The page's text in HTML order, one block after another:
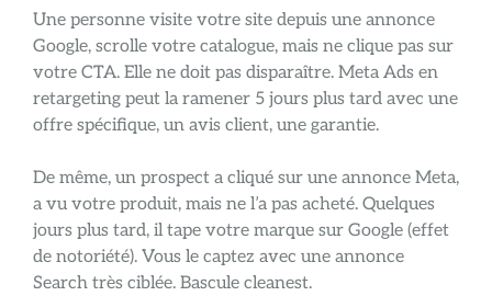
Une personne visite votre site depuis une annonce
Google, scrolle votre catalogue, mais ne clique pas sur
votre CTA. Elle ne doit pas disparaître. Meta Ads en
retargeting peut la ramener 5 jours plus tard avec une
offre spécifique, un avis client, une garantie.
De même, un prospect a cliqué sur une annonce Meta,
a vu votre produit, mais ne l’a pas acheté. Quelques
jours plus tard, il tape votre marque sur Google (effet
de notoriété). Vous le captez avec une annonce
Search très ciblée. Bascule cleanest.